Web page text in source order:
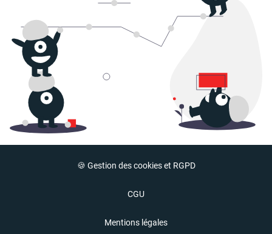
🍪 Gestion des cookies et RGPD
CGU
Mentions légales